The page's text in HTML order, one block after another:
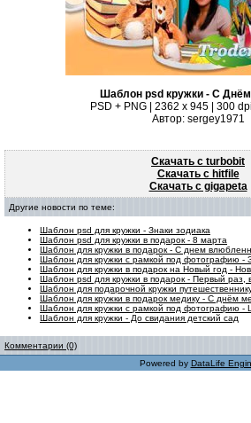
Шаблон psd кружки - С
PSD + PNG | 2362 x 945 | 300
Автор: sergey1971
Скачать с turbobit
Скачать с hitfile
Скачать с gigapeta
Другие новости по теме:
Шаблон psd для кружки - Знаки зодиака
Шаблон psd для кружки в подарок - 8 марта
Шаблон для кружки в подарок - С днем
Шаблон для кружки с рамкой под фотографию -
Шаблон для кружки в подарок на Новый год -
Шаблон psd для кружки в подарок - Первый раз,
Шаблон для подарочной кружки
Шаблон для кружки в подарок медику - С днём
Шаблон для кружки с рамкой под фотографию -
Шаблон для кружки - До свидания детский сад
Комментарии (0)
Powered by DataLife